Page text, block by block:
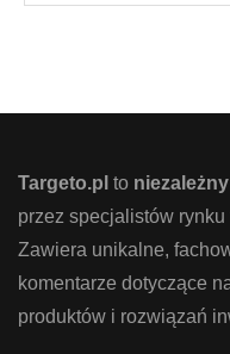
Targeto.pl to
przez specjalistów
Zawiera unikalne,
komentarze dotyczące
produktów i rozwiązań